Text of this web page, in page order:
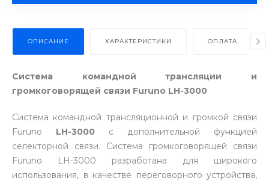
ОПИСАНИЕ ХАРАКТЕРИСТИКИ ОПЛАТА
Система командной трансляции и
громкоговорящей связи Furuno LH-3000
Система командной трансляционной и громкой связи
Furuno LH-3000 с дополнительной функцией
селекторной связи. Система громкоговорящей связи
Furuno LH-3000 разработана для широкого
использования, в качестве переговорного устройства,